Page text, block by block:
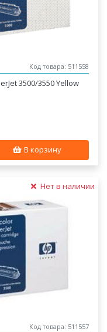
Код товара: 511558
3500/3550 Yellow
В корзину
Нет в наличии
Код товара: 511557